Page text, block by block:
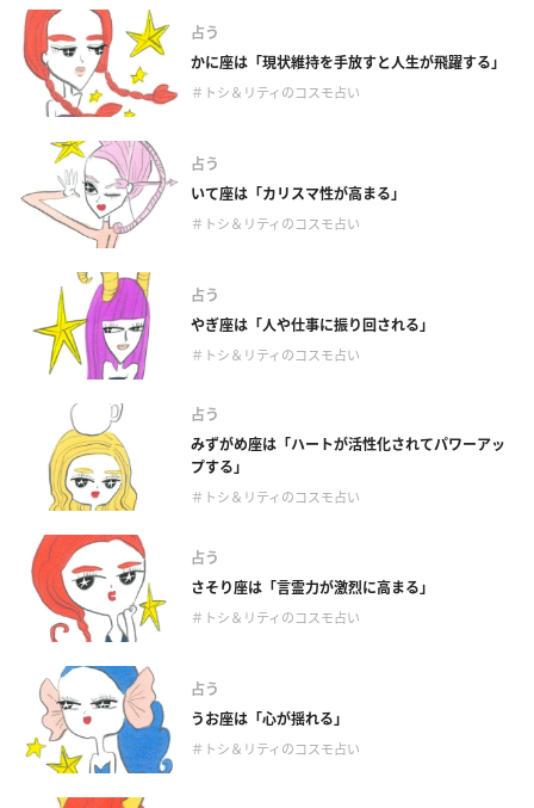
占う
かに座は「現状維持を手放すと人生が飛躍する」
＃トシ＆リティのコスモ占い
占う
いて座は「カリスマ性が高まる」
＃トシ＆リティのコスモ占い
占う
やぎ座は「人や仕事に振り回される」
＃トシ＆リティのコスモ占い
占う
みずがめ座は「ハートが活性化されてパワーアッ
プする」
＃トシ＆リティのコスモ占い
占う
さそり座は「言霊力が激烈に高まる」
＃トシ＆リティのコスモ占い
占う
うお座は「心が揺れる」
＃トシ＆リティのコスモ占い